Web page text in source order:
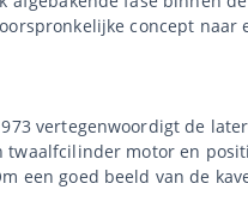
concept
vertegenwoordigt de
motor en
een goed beeld van de